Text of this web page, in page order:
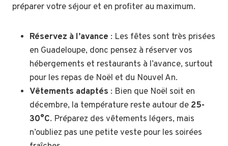
préparer votre séjour et en profiter au maximum.
Réservez à l’avance : Les fêtes sont très prisées
en Guadeloupe, donc pensez à réserver vos
hébergements et restaurants à l’avance, surtout
pour les repas de Noël et du Nouvel An.
Vêtements adaptés : Bien que Noël soit en
décembre, la température reste autour de 25-
30°C. Préparez des vêtements légers, mais
n’oubliez pas une petite veste pour les soirées